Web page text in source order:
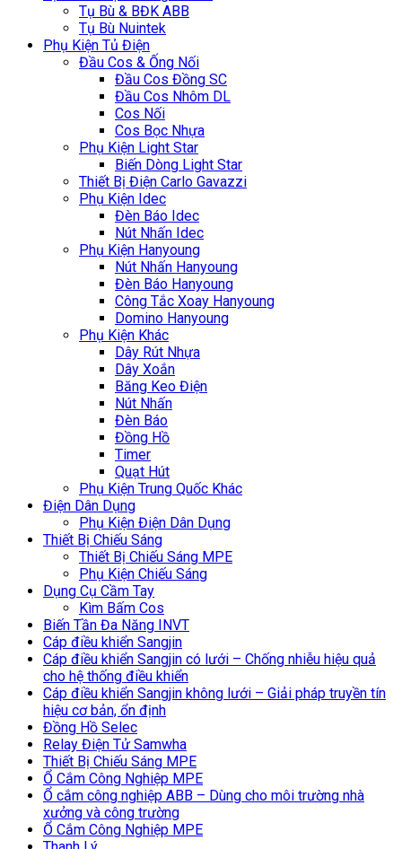
Tụ Bù & BĐK ABB
Tụ Bù Nuintek
Phụ Kiện Tủ Điện
Đầu Cos & Ống Nối
Đầu Cos Đồng SC
Đầu Cos Nhôm DL
Cos Nối
Cos Bọc Nhựa
Phụ Kiện Light Star
Biến Dòng Light Star
Thiết Bị Điện Carlo Gavazzi
Phụ Kiện Idec
Đèn Báo Idec
Nút Nhấn Idec
Phụ Kiện Hanyoung
Nút Nhấn Hanyoung
Đèn Báo Hanyoung
Công Tắc Xoay Hanyoung
Domino Hanyoung
Phụ Kiện Khác
Dây Rút Nhựa
Dây Xoắn
Băng Keo Điện
Nút Nhấn
Đèn Báo
Đồng Hồ
Timer
Quạt Hút
Phụ Kiện Trung Quốc Khác
Điện Dân Dụng
Phụ Kiện Điện Dân Dụng
Thiết Bị Chiếu Sáng
Thiết Bị Chiếu Sáng MPE
Phụ Kiện Chiếu Sáng
Dụng Cụ Cầm Tay
Kìm Bấm Cos
Biến Tần Đa Năng INVT
Cáp điều khiển Sangjin
Cáp điều khiển Sangjin có lưới – Chống nhiễu hiệu quả
cho hệ thống điều khiển
Cáp điều khiển Sangjin không lưới – Giải pháp truyền tín
hiệu cơ bản, ổn định
Đồng Hồ Selec
Relay Điện Tử Samwha
Thiết Bị Chiếu Sáng MPE
Ổ Cắm Công Nghiệp MPE
Ổ cắm công nghiệp ABB – Dùng cho môi trường nhà
xưởng và công trường
Ổ Cắm Công Nghiệp MPE